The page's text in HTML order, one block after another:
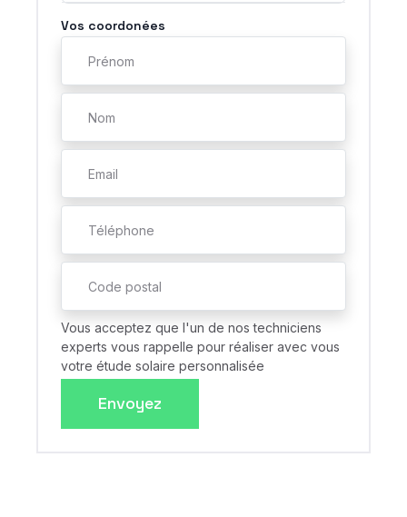
Vos coordonées
Vous acceptez que l'un de nos techniciens
experts vous rappelle pour réaliser avec vous
votre étude solaire personnalisée
Envoyez